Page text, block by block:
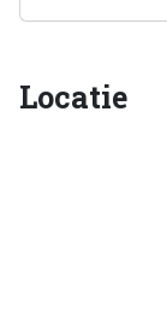
Locatie